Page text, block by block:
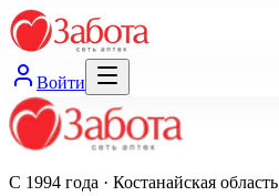
Войти
С 1994 года · Костанайская область